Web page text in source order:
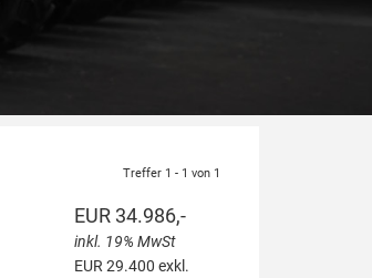
Treffer 1 - 1 von 1
EUR 34.986,-
inkl. 19% MwSt
EUR 29.400 exkl.